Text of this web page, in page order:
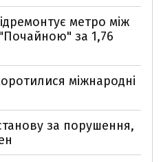
метро між
за 1,76
міжнародні
за порушення,